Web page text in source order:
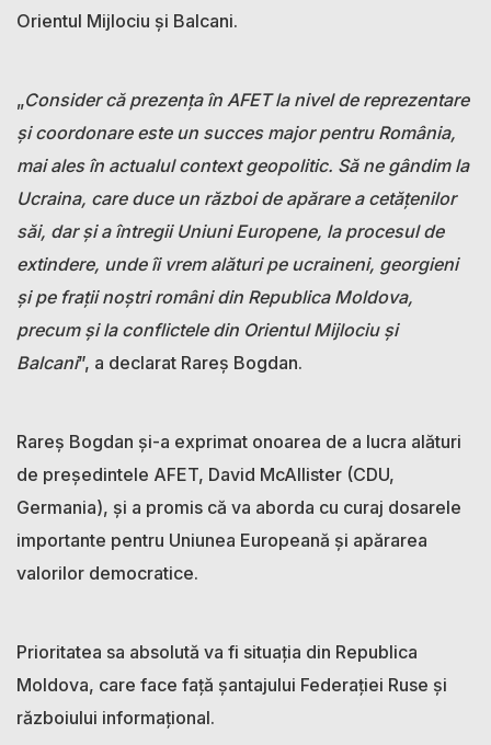
Orientul Mijlociu și Balcani.
„Consider că prezența în AFET la nivel de reprezentare
și coordonare este un succes major pentru România,
mai ales în actualul context geopolitic. Să ne gândim la
Ucraina, care duce un război de apărare a cetățenilor
săi, dar și a întregii Uniuni Europene, la procesul de
extindere, unde îi vrem alături pe ucraineni, georgieni
și pe frații noștri români din Republica Moldova,
precum și la conflictele din Orientul Mijlociu și
Balcani”, a declarat Rareș Bogdan.
Rareș Bogdan și-a exprimat onoarea de a lucra alături
de președintele AFET, David McAllister (CDU,
Germania), și a promis că va aborda cu curaj dosarele
importante pentru Uniunea Europeană și apărarea
valorilor democratice.
Prioritatea sa absolută va fi situația din Republica
Moldova, care face față șantajului Federației Ruse și
războiului informațional.